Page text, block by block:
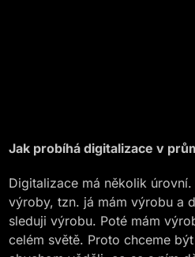
Jak probíhá digitalizace v
Digitalizace má několik
výroby, tzn. já mám výrobu a
sleduji výrobu. Poté mám
celém světě. Proto chceme